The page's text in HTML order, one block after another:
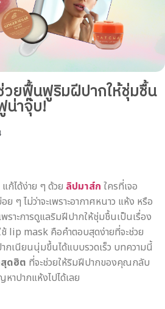
ยฟื้นฟูริมฝีปากให้ชุ่มชื้น
น่าจุ๊บ!
ก้ได้ง่าย ๆ ด้วย ลิปมาส์ก ใครที่เจอ
ๆ ไม่ว่าจะเพราะอากาศหนาว แห้ง หรือ
ราะการดูแลริมฝีปากให้ชุ่มชื้นเป็นเรื่อง
lip mask คือคำตอบสุดง่ายที่จะช่วย
กเนียนนุ่มขึ้นได้แบบรวดเร็ว บทความนี้
ดฮิต ที่จะช่วยให้ริมฝีปากของคุณกลับ
ปากแห้งไปได้เลย